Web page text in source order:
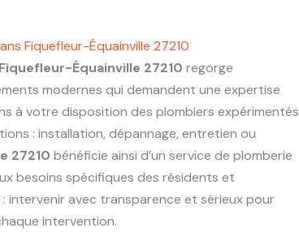
Fiquefleur-Équainville 27210
Fiquefleur-Équainville 27210 regorge
modernes qui demandent une expertise
à votre disposition des plombiers expérimentés
: installation, dépannage, entretien ou
27210 bénéficie ainsi d’un service de plomberie
besoins spécifiques des résidents et
intervenir avec transparence et sérieux pour
intervention.